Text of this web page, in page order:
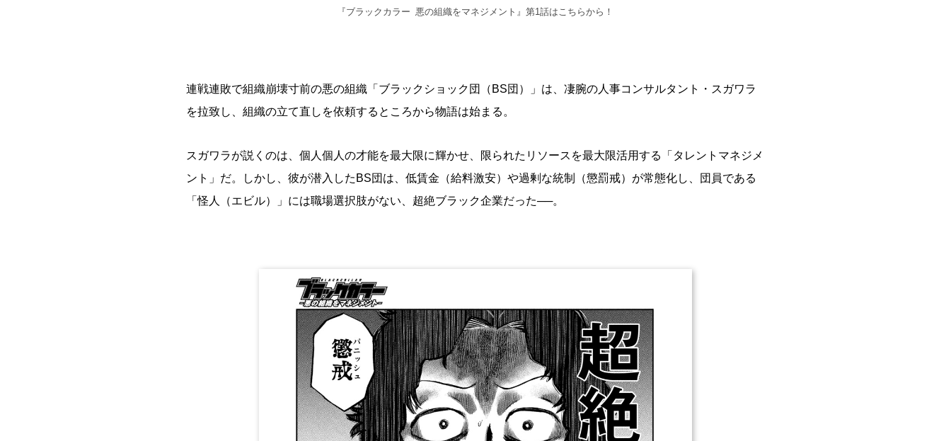
『ブラックカラー 悪の組織をマネジメント』第1話はこちらから！
連戦連敗で組織崩壊寸前の悪の組織「ブラックショック団（BS団）」は、凄腕の人事コンサルタント・スガワラ
を拉致し、組織の立て直しを依頼するところから物語は始まる。
スガワラが説くのは、個人個人の才能を最大限に輝かせ、限られたリソースを最大限活用する「タレントマネジメ
ント」だ。しかし、彼が潜入したBS団は、低賃金（給料激安）や過剰な統制（懲罰戒）が常態化し、団員である
「怪人（エビル）」には職場選択肢がない、超絶ブラック企業だった──。